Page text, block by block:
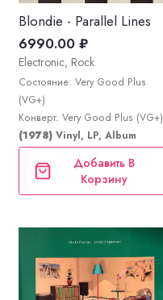
Blondie - Parallel Lines
6990.00 ₽
Electronic, Rock
Состояние: Very Good Plus
(VG+)
Конверт: Very Good Plus (VG+)
(1978) Vinyl, LP, Album
Добавить В
Корзину